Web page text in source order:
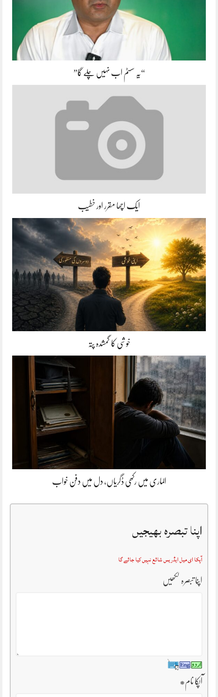
“یہ سسٹم اب نہیں چلے گا”
ایک اچھا مقرر اور خطیب
خوشی کا گمشدہ پتہ
الماری میں رکھی ڈگریاں، دل میں دفن خواب
اپنا تبصرہ بھیجیں
آپکا ای میل ایڈریس شائع نہیں کیا جائے گا
اپنا تبصرہ لکھیں
آپکا نام*